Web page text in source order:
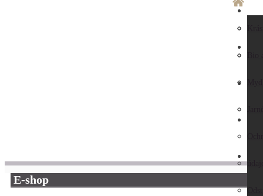
E-shop